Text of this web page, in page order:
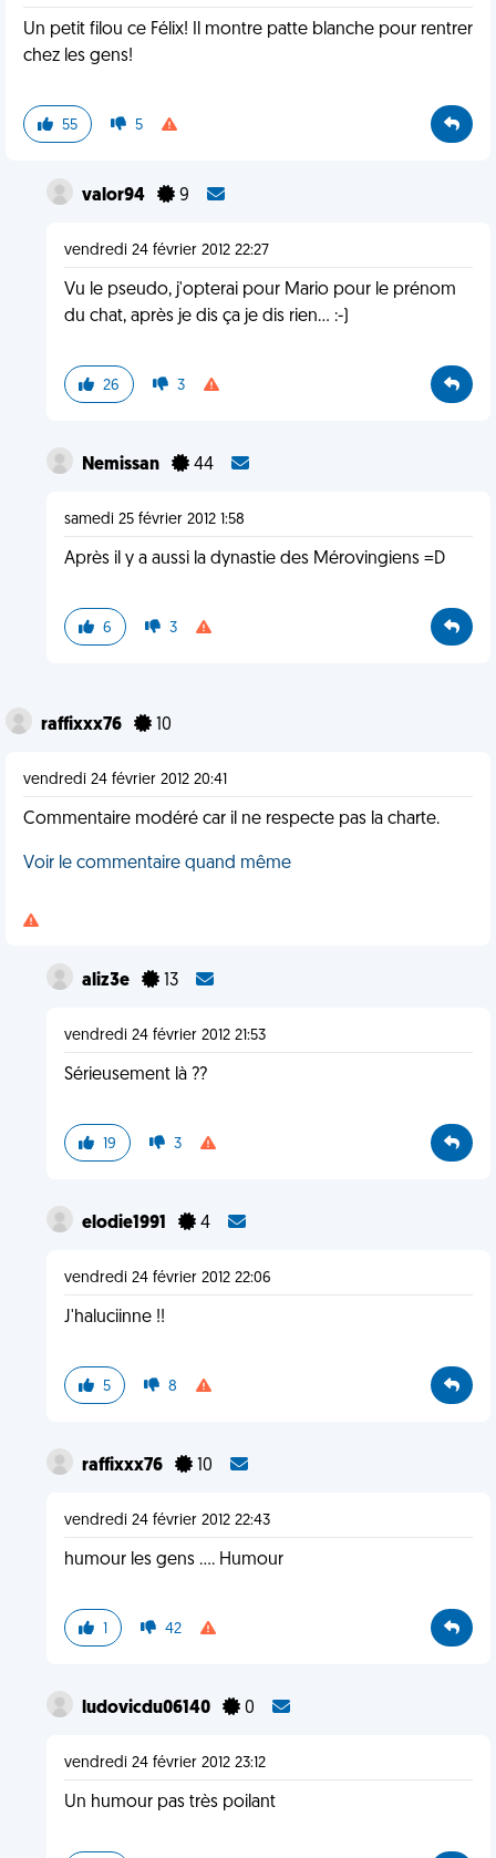
Un petit filou ce Félix! Il montre patte blanche pour rentrer
chez les gens!
55 5
valor94 9
vendredi 24 février 2012 22:27
Vu le pseudo, j'opterai pour Mario pour le prénom
du chat, après je dis ça je dis rien... :-)
26 3
Nemissan 44
samedi 25 février 2012 1:58
Après il y a aussi la dynastie des Mérovingiens =D
6 3
raffixxx76 10
vendredi 24 février 2012 20:41
Commentaire modéré car il ne respecte pas la charte.
Voir le commentaire quand même
aliz3e 13
vendredi 24 février 2012 21:53
Sérieusement là ??
19 3
elodie1991 4
vendredi 24 février 2012 22:06
J'haluciinne !!
5 8
raffixxx76 10
vendredi 24 février 2012 22:43
humour les gens .... Humour
1 42
ludovicdu06140 0
vendredi 24 février 2012 23:12
Un humour pas très poilant